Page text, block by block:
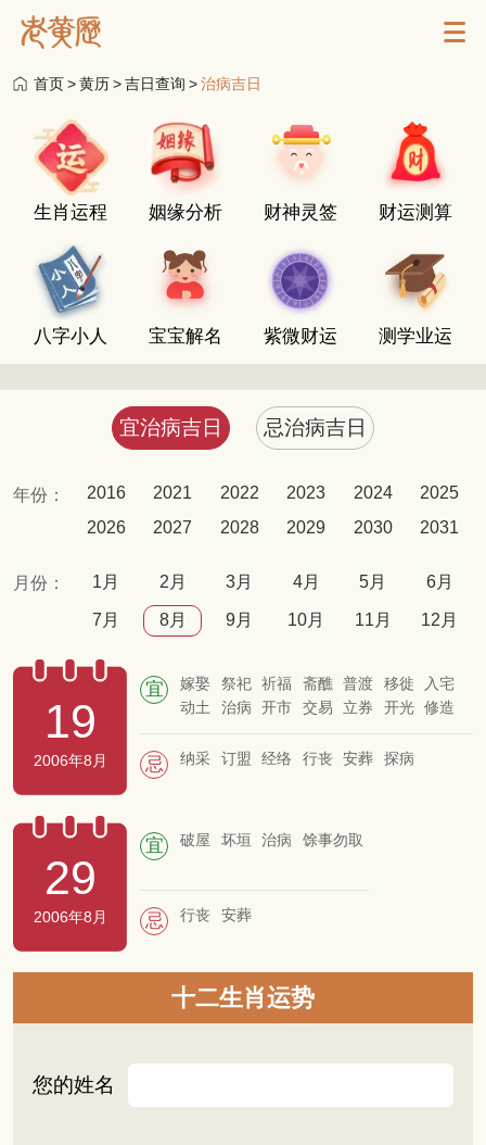
首页>黄历>吉日查询 >治病吉日
生肖运程 姻缘分析 财神灵签 财运测算
八字小人 宝宝解名 紫微财运 测学业运
宜治病吉日 忌治病吉日
年份： 2016 2021 2022 2023 2024
2025
2026
2027 2028 2029 2030 2031
月份： 1月 2月 3月 4月 5月 6月
7月 8月 9月 10月 11月 12月
19
2006年8月
宜 嫁娶 祭祀 祈福 斋醮 普渡 移徙
入宅
动土
治病 开市 交易 立券 开光 修造
忌 纳采 订盟 经络 行丧 安葬 探病
29
2006年8月
宜 破屋 坏垣 治病 馀事勿取
忌 行丧 安葬
十二生肖运势
您的姓名